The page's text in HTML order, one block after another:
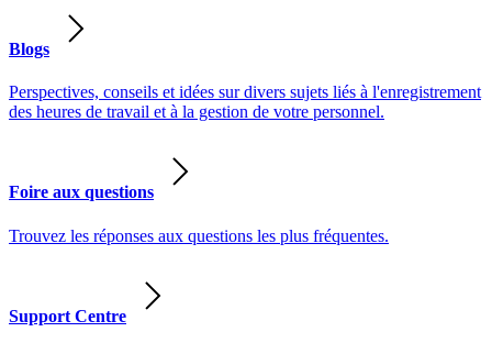
Blogs
Perspectives, conseils et idées sur divers sujets liés à l'enregistrement
des heures de travail et à la gestion de votre personnel.
Foire aux questions
Trouvez les réponses aux questions les plus fréquentes.
Support Centre